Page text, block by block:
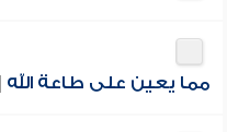
مما يعين على طاعة الله